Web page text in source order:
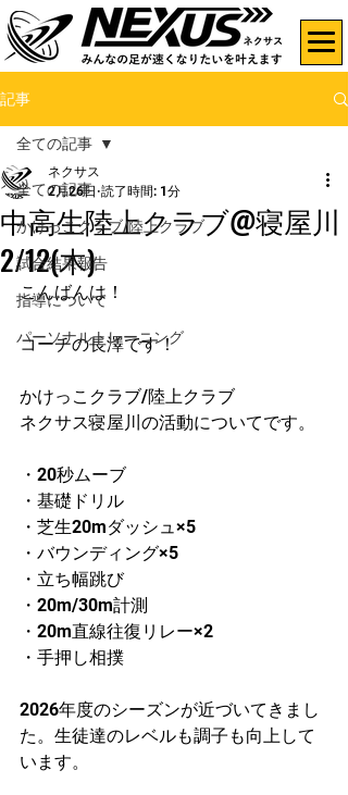
記事
全ての記事
かけっこクラブ/陸上クラブ
試合結果報告
指導について
パーソナルトレーニング
全ての記事
中高生陸上クラブ@寝屋川
2/12(木)
ネクサス
2月26日 読了時間: 1分
こんばんは！
コーチの長澤です！
かけっこクラブ/陸上クラブ
ネクサス寝屋川の活動についてです。
・20秒ムーブ
・基礎ドリル
・芝生20mダッシュ×5
・バウンディング×5
・立ち幅跳び
・20m/30m計測
・20m直線往復リレー×2
・手押し相撲
2026年度のシーズンが近づいてきまし
た。生徒達のレベルも調子も向上して
います。